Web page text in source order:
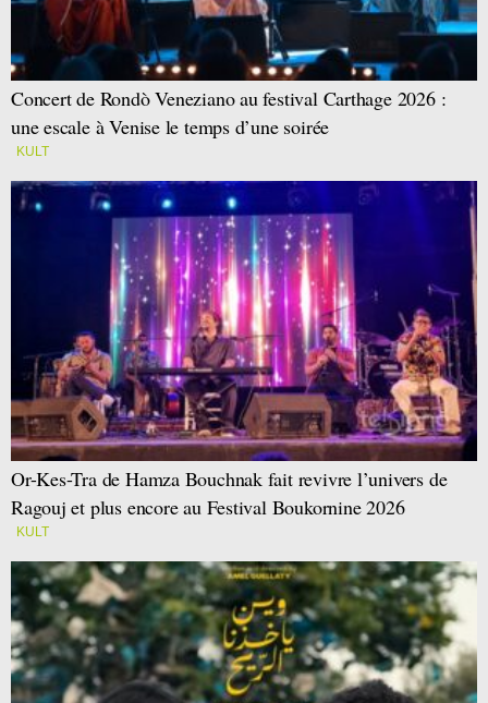
Concert de Rondò Veneziano au festival Carthage 2026 :
une escale à Venise le temps d’une soirée
KULT
Or-Kes-Tra de Hamza Bouchnak fait revivre l’univers de
Ragouj et plus encore au Festival Boukornine 2026
KULT